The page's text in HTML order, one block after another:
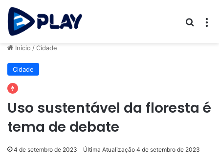
Início /Cidade
Cidade
Uso sustentável da floresta é
tema de debate
4 de setembro de 2023 Última Atualização 4 de setembro de 2023